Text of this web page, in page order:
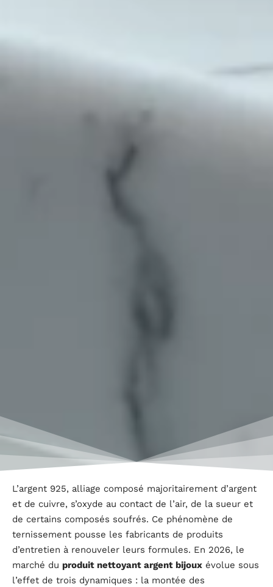
L’argent 925, alliage composé majoritairement d’argent
et de cuivre, s’oxyde au contact de l’air, de la sueur et
de certains composés soufrés. Ce phénomène de
ternissement pousse les fabricants de produits
d’entretien à renouveler leurs formules. En 2026, le
marché du produit nettoyant argent bijoux évolue sous
l’effet de trois dynamiques : la montée des